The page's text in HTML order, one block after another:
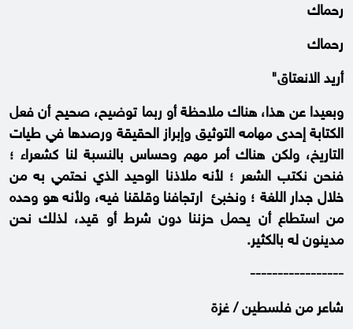
رحماك
رحماك
أريد الانعتاق"
وبعيدا عن هذا، هناك ملاحظة أو ربما توضيح، صحيح أن فعل
الكتابة إحدى مهامه التوثيق وإبراز الحقيقة ورصدها في طيات
التاريخ، ولكن هناك أمر مهم وحساس بالنسبة لنا كشعراء ؛
فنحن نكتب الشعر ؛ لأنه ملاذنا الوحيد الذي نحتمي به من
خلال جدار اللغة ؛ ونخبئ ارتجافنا وقلقنا فيه، ولأنه هو وحده
من استطاع أن يحمل حزننا دون شرط أو قيد، لذلك نحن
مدينون له بالكثير.
-----------------
شاعر من فلسطين / غزة